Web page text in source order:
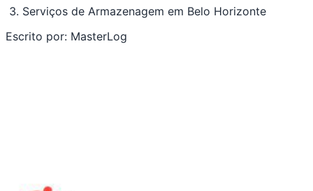
Serviços de Armazenagem em Belo Horizonte
Escrito por: MasterLog